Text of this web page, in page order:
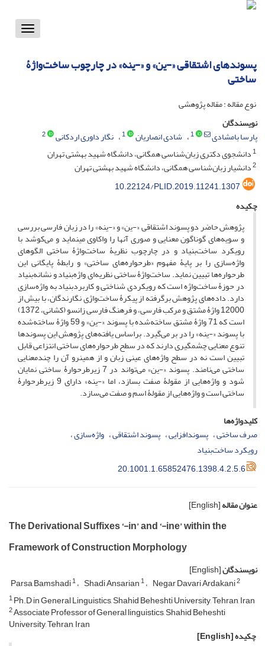
Toggle
پسوندهای اشتقاقی «-ین» و «-ینه» در چارچوب ساخت‌واژۀ
ساختی
نوع مقاله : مقاله پژوهشی
نویسندگان
پارسا بامشادی
1 شادی انصاریان 1 نگار داوری اردکانی
2
1دانشجوی دکتری زبان‌شناسی همگانی، دانشگاه شهید بهشتی تهران
2دانشیار زبان‌شناسی همگانی، دانشگاه شهید بهشتی تهران
10.22124/PLID.2019.11241.1307
چکیده
پژوهش حاضر دو پسوند اشتقاقی «-ین» و «-ینه» را در زبان فارسی بررسی
و سویه‌های گوناگون معنایی و صوری آنها را واکاوی می­نماید و می‌کوشد با
رویکرد ساخت‌بنیاد و در چارچوب نظریۀ ساخت‌واژۀ ساختی الگوهای
واژه‌سازی را بر پایۀ مفهوم «طرحواره‌های ساختی» و رابطۀ پایگانی این
طرحواره‌ها تبیین نماید. ساخت‌واژۀ ساختی نظریه‌ای واژه‌بنیاد و نشانه‌بنیاد
در حوزۀ ساخت‌واژه است که رویکردی شناختی و کاربردبنیاد به واژه‌سازی
دارد. داده‌های پژوهش برگرفته از پیکرۀ ساخت‌واژی نگارندگان، با بیش از
12000 واژۀ مشتق و مرکب فارسی، و فرهنگ فارسی زانسو (کشانی، 1372)
است که 71 واژۀ مشتق ساخته‌شده با پسوند «-ین» و 59 واژۀ ساخته‌شده
با پسوند «-ینه» را در بر می‌گیرد. براساس یافته‌های پژوهش این پسوندها
تنوع معنایی چشمگیری دارند که در سطح طرحواره‌های ساختی انتزاعی قابل
تبیین است نه در سطح واژه‌های عینی زبان و از همین­رو آن را چندمعنایی
ساختی می‌نامند. پسوند «-ین» می‌تواند در 7 زیرطرحوارۀ ساختی نمایان
شود و واژه‌هایی از مقولۀ صفت بسازد، اما «-ینه» دارای 9 زیرطرحوارۀ
ساختی است و واژه‌هایی از مقولۀ اسم و صفت می‌سازد.
کلیدواژه‌ها
صرف ساختی پسوندافزایی پسوند اشتقاقی واژه‌سازی
رویکرد ساخت‌بنیاد
20.1001.1.65852476.1398.4.2.5.6
عنوان مقاله[English]
The Derivational Suffixes ‘-in’ and ‘-ine’ within the
Framework of Construction Morphology
نویسندگان[English]
Parsa Bamshadi1 Shadi Ansarian1 Negar Davari Ardakani2
1Ph.D in General Linguistics, Shahid Beheshti University, Tehran, Iran
2Associate Professor of General linguistics, Shahid Beheshti
University, Tehran, Iran
چکیده[English]